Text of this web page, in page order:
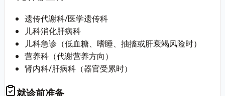
遗传代谢科/医学遗传科
儿科消化肝病科
儿科急诊（低血糖、嗜睡、抽搐或肝衰竭风险时）
营养科（代谢营养方向）
肾内科/肝病科（器官受累时）
就诊前准备